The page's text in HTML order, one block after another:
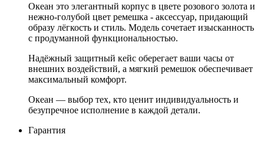
Океан это элегантный корпус в цвете розового золота и
нежно-голубой цвет ремешка - аксессуар, придающий
образу лёгкость и стиль. Модель сочетает изысканность
с продуманной функциональностью.
Надёжный защитный кейс оберегает ваши часы от
внешних воздействий, а мягкий ремешок обеспечивает
максимальный комфорт.
Океан — выбор тех, кто ценит индивидуальность и
безупречное исполнение в каждой детали.
Гарантия